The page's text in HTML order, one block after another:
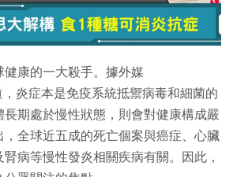
康的一大殺手。據外媒
，炎症本是免疫系統抵禦病毒和細菌的
期處於慢性狀態，則會對健康構成嚴
，全球近五成的死亡個案與癌症、心臟
病等慢性發炎相關疾病有關。因此，